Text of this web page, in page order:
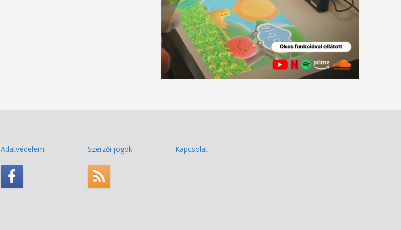
Adatvédelem Szerzői jogok Kapcsolat